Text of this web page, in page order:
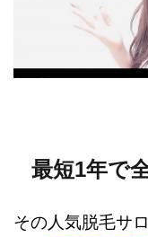
最短1年で
その人気脱毛サ